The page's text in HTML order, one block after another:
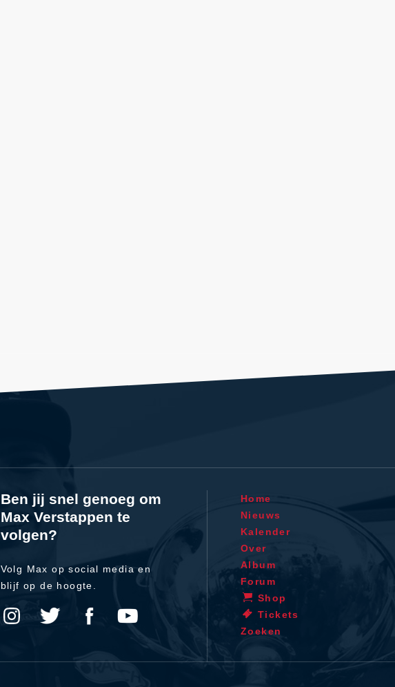
Ben jij snel genoeg om
Max Verstappen te
volgen?
Volg Max op social media en
blijf op de hoogte.
Home
Nieuws
Kalender
Over
Album
Forum
Shop
Tickets
Zoeken